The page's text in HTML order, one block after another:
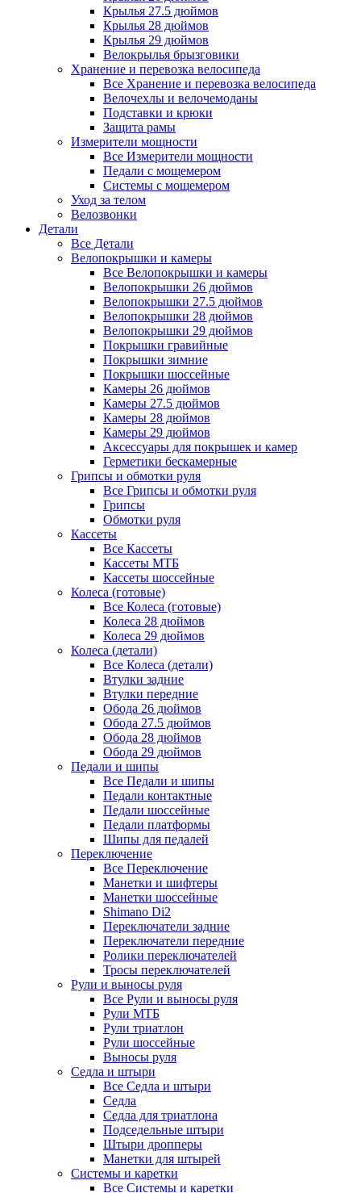
Крылья 27.5 дюймов
Крылья 28 дюймов
Крылья 29 дюймов
Велокрылья брызговики
Хранение и перевозка велосипеда
Все Хранение и перевозка велосипеда
Велочехлы и велочемоданы
Подставки и крюки
Защита рамы
Измерители мощности
Все Измерители мощности
Педали с мощемером
Системы с мощемером
Уход за телом
Велозвонки
Детали
Все Детали
Велопокрышки и камеры
Все Велопокрышки и камеры
Велопокрышки 26 дюймов
Велопокрышки 27.5 дюймов
Велопокрышки 28 дюймов
Велопокрышки 29 дюймов
Покрышки гравийные
Покрышки зимние
Покрышки шоссейные
Камеры 26 дюймов
Камеры 27.5 дюймов
Камеры 28 дюймов
Камеры 29 дюймов
Аксессуары для покрышек и камер
Герметики бескамерные
Грипсы и обмотки руля
Все Грипсы и обмотки руля
Грипсы
Обмотки руля
Кассеты
Все Кассеты
Кассеты МТБ
Кассеты шоссейные
Колеса (готовые)
Все Колеса (готовые)
Колеса 28 дюймов
Колеса 29 дюймов
Колеса (детали)
Все Колеса (детали)
Втулки задние
Втулки передние
Обода 26 дюймов
Обода 27.5 дюймов
Обода 28 дюймов
Обода 29 дюймов
Педали и шипы
Все Педали и шипы
Педали контактные
Педали шоссейные
Педали платформы
Шипы для педалей
Переключение
Все Переключение
Манетки и шифтеры
Манетки шоссейные
Shimano Di2
Переключатели задние
Переключатели передние
Ролики переключателей
Тросы переключателей
Рули и выносы руля
Все Рули и выносы руля
Рули МТБ
Рули триатлон
Рули шоссейные
Выносы руля
Седла и штыри
Все Седла и штыри
Седла
Седла для триатлона
Подседельные штыри
Штыри дропперы
Манетки для штырей
Системы и каретки
Все Системы и каретки